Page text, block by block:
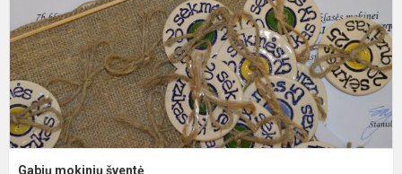
Gabių mokinių šventė